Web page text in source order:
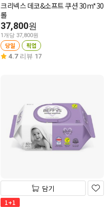
크리넥스 데코&소프트 쿠션 30m*30
롤
37,800원
1개당 37,800원
당일 픽업
4.7 리뷰 17
담기
1+1